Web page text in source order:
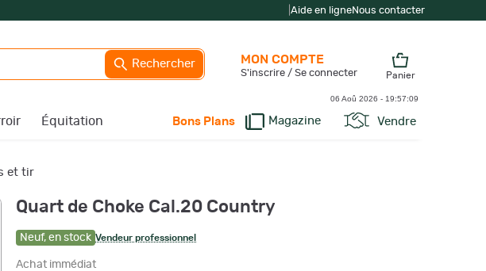
Aide en ligneNous contacter
Rechercher
Équitation Bons Plans Magazine Vendre
MON COMPTE
S'inscrire / Se connecter Panier
06 Aoû 2026 - 19:57:10
et tir
Quart de Choke Cal.20 Country
Neuf, en stock Vendeur professionnel
Achat immédiat